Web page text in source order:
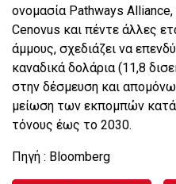
ονομασία Pathways
Cenovus και πέντε άλλες
άμμους, σχεδιάζει να
καναδικά δολάρια (11,8
στην δέσμευση και
μείωση των εκπομπών κατά
τόνους έως το 2030.
Πηγή : Bloomberg